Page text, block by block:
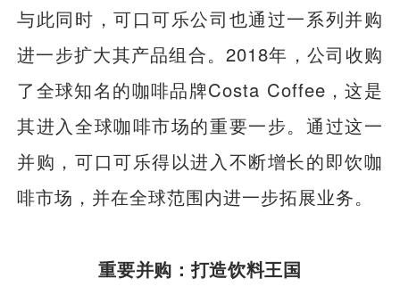
与此同时，可口可乐公司也通过一系列并购
进一步扩大其产品组合。2018年，公司收购
了全球知名的咖啡品牌Costa Coffee，这是
其进入全球咖啡市场的重要一步。通过这一
并购，可口可乐得以进入不断增长的即饮咖
啡市场，并在全球范围内进一步拓展业务。
重要并购：打造饮料王国